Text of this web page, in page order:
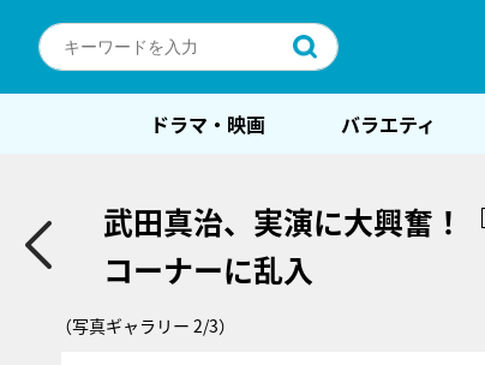
ドラマ・映画 バラエティ
武田真治、実演に大興奮！
コーナーに乱入
（写真ギャラリー 2/3）